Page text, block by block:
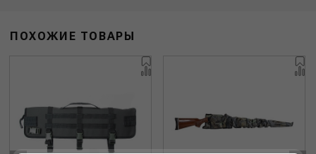
ПОХОЖИЕ ТОВАРЫ